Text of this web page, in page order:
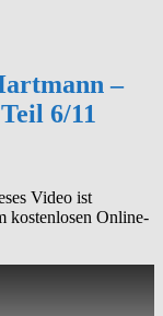
–
6/11
Video ist
kostenlosen Online-